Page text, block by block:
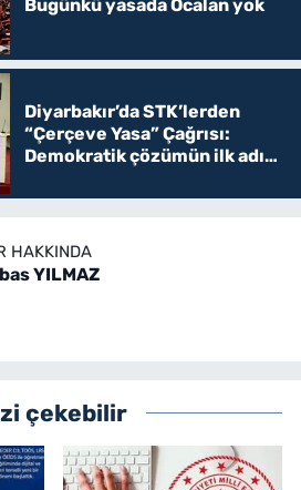
Bugünkü yasada Öcalan yok
Diyarbakır’da STK’lerden
“Çerçeve Yasa” Çağrısı:
Demokratik çözümün ilk adımı
HAKKINDA
YILMAZ
çekebilir